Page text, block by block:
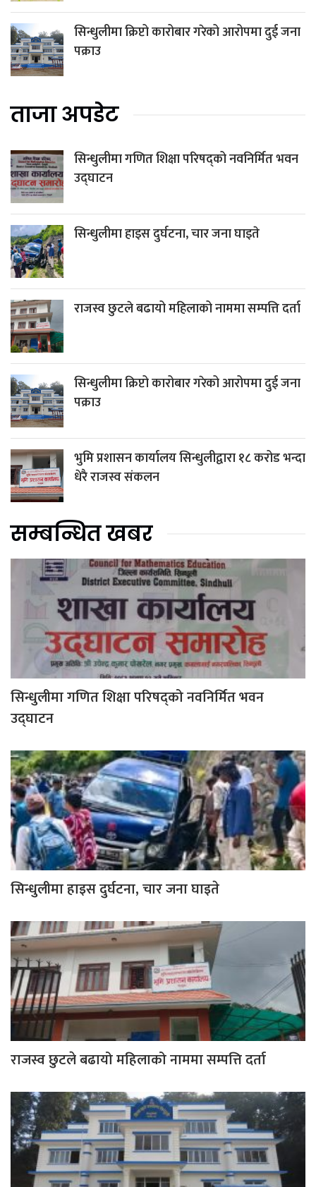
सिन्धुलीमा क्रिप्टो कारोबार गरेको आरोपमा दुई जना
पक्राउ
ताजा अपडेट
सिन्धुलीमा गणित शिक्षा परिषद्को नवनिर्मित भवन
उद्घाटन
सिन्धुलीमा हाइस दुर्घटना, चार जना घाइते
राजस्व छुटले बढायो महिलाको नाममा सम्पत्ति दर्ता
सिन्धुलीमा क्रिप्टो कारोबार गरेको आरोपमा दुई जना
पक्राउ
भुमि प्रशासन कार्यालय सिन्धुलीद्वारा १८ करोड भन्दा
धेरै राजस्व संकलन
सम्बन्धित खबर
सिन्धुलीमा गणित शिक्षा परिषद्को नवनिर्मित भवन
उद्घाटन
सिन्धुलीमा हाइस दुर्घटना, चार जना घाइते
राजस्व छुटले बढायो महिलाको नाममा सम्पत्ति दर्ता